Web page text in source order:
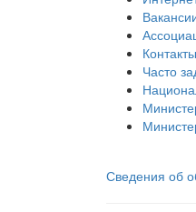
Контакты
Часто
Сведения об